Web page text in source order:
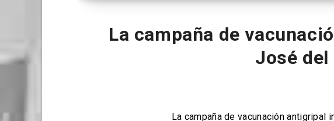
La campaña de
José del
La campaña de vacunación antigripal